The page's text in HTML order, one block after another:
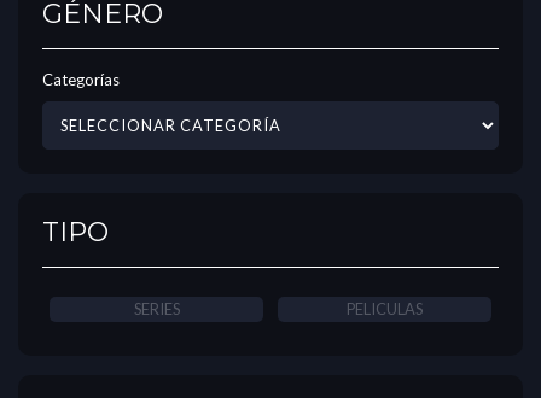
GÉNERO
Categorías
TIPO
SERIES PELICULAS